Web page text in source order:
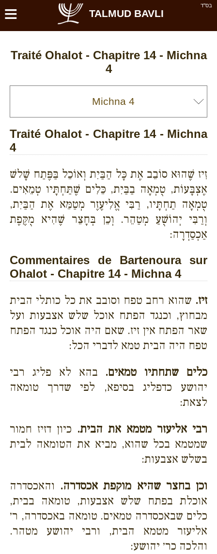
בס''ד ≡ TALMUD BAVLI
Traité Ohalot - Chapitre 14 - Michna
4
Traité Ohalot - Chapitre 14 - Michna
4
זִיז שֶׁהוּא סוֹבֵב אֶת כָּל הַבַּיִת וְאוֹכֵל בַּפֶּתַח שָׁלשׁ
אֶצְבָּעוֹת, טֻמְאָה בַבַּיִת, כֵּלִים שֶׁתַּחְתָּיו טְמֵאִים.
טֻמְאָה תַחְתָּיו, רַבִּי אֱלִיעֶזֶר מְטַמֵּא אֶת הַבַּיִת,
וְרַבִּי יְהוֹשֻׁעַ מְטַהֵר. וְכֵן בְּחָצֵר שֶׁהִיא מֻקֶּפֶת
אַכְסַדְרָה:
Commentaires de Bartenoura sur
Ohalot - Chapitre 14 - Michna 4
זיז. שהוא רחב טפח וסובב את כל כותלי הבית
מבחוץ, וכנגד הפתח אוכל שלש אצבעות ועל
שאר הפתח אין זיז. שאם היה אוכל כנגד הפתח
טפח היה הבית טמא לדברי הכל:
כלים שתחתיו טמאים. בהא לא פליג רבי
יהושע כדפליג בסיפא, לפי שדרך טומאה
לצאת:
רבי אליעזר מטמא את הבית. כיון דזיז חמור
שמטמא בכל שהוא, מביא את הטומאה לבית
בשלש אצבעות:
וכן בחצר שהיא מוקפת אכסדרה. והאכסדרה
אוכלת בפתח שלש אצבעות, טומאה בבית,
כלים שבאכסדרה טמאים. טומאה באכסדרה, ר׳
אליעזר מטמא הבית, ורבי יהושע מטהר.
והלכה כר׳ יהושע: